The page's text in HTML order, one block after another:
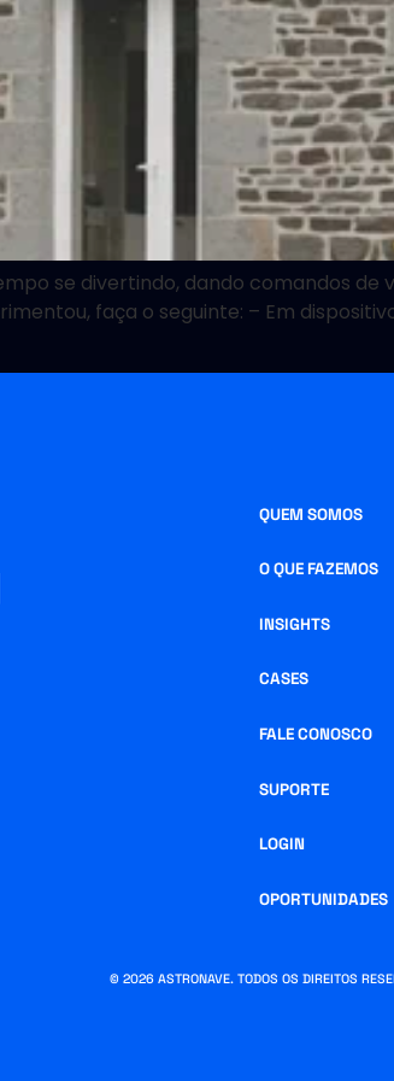
se divertindo, dando comandos de
faça o seguinte: – Em
QUEM SOMOS
O QUE FAZEMOS
INSIGHTS
CASES
FALE CONOSCO
SUPORTE
LOGIN
OPORTUNIDADES
© 2026 ASTRONAVE. TODOS OS DIREITOS